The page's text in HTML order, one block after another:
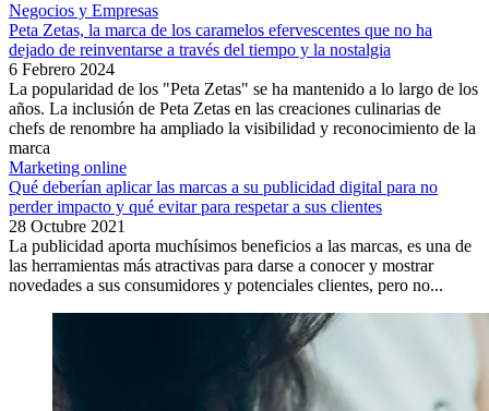
Negocios y Empresas
Peta Zetas, la marca de los caramelos efervescentes que no ha
dejado de reinventarse a través del tiempo y la nostalgia
6 Febrero 2024
La popularidad de los "Peta Zetas" se ha mantenido a lo largo de los
años. La inclusión de Peta Zetas en las creaciones culinarias de
chefs de renombre ha ampliado la visibilidad y reconocimiento de la
marca
Marketing online
Qué deberían aplicar las marcas a su publicidad digital para no
perder impacto y qué evitar para respetar a sus clientes
28 Octubre 2021
La publicidad aporta muchísimos beneficios a las marcas, es una de
las herramientas más atractivas para darse a conocer y mostrar
novedades a sus consumidores y potenciales clientes, pero no...